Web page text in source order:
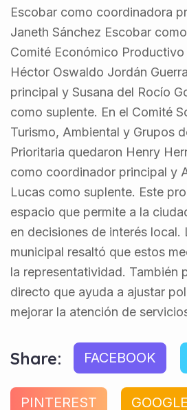
Escobar como coordinadora
Janeth Sánchez Escobar
Comité Económico
Héctor Oswaldo Jordán
principal y Susana del Rocío
como suplente. En el Comité
Turismo, Ambiental y Grupos
Prioritaria quedaron Henry
como coordinador principal y
Lucas como suplente. Este
espacio que permite a la
en decisiones de interés local.
municipal resaltó que estos
la representatividad. También
directo que ayuda a ajustar
mejorar la atención de
Share: FACEBOOK
PINTEREST GOOGLE